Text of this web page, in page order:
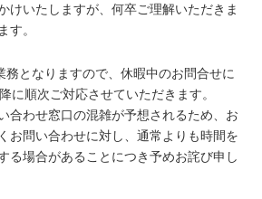
けいたしますが、何卒ご理解いただきま
す。
務となりますので、休暇中のお問合せに
に順次ご対応させていただきます。
合わせ窓口の混雑が予想されるため、お
お問い合わせに対し、通常よりも時間を
る場合があることにつき予めお詫び申し